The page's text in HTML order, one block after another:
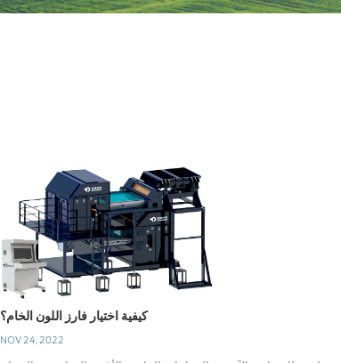
كيفية اختيار فارز اللون الخام؟
NOV 24, 2022